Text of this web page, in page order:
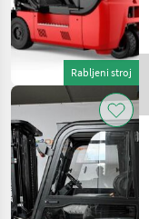
Rabljeni stroj